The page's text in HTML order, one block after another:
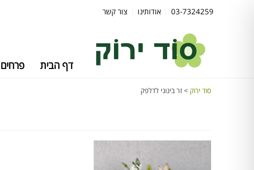
03-7324259 אודותינו צור קשר
דף הבית פרחים
סוד ירוק > זר בינוני לדלפק